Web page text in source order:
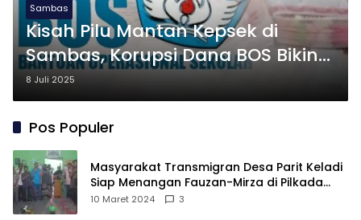
Sambas
Kisah Pilu Mantan Kepsek di
Sambas, Korupsi Dana BOS Bikin
Sakit Tulang
8 Juli 2025
Pos Populer
Masyarakat Transmigran Desa Parit Keladi
Siap Menangan Fauzan-Mirza di Pilkada
Kubu Raya
10 Maret 2024 3